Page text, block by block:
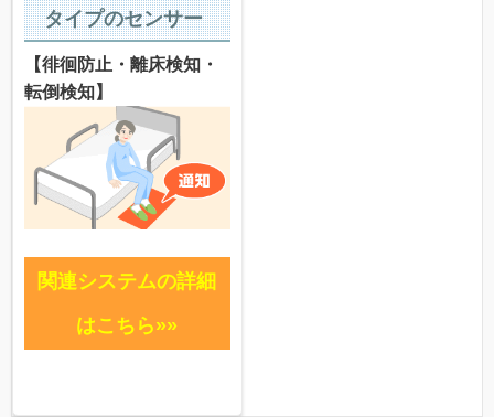
タイプのセンサー
【徘徊防止・離床検知・
転倒検知】
関連システムの詳細
はこちら»»